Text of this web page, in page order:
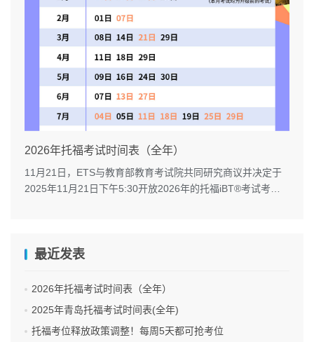
2026年托福考试时间表（全年）
11月21日，ETS与教育部教育考试院共同研究商议并决定于
2025年11月21日下午5:30开放2026年的托福iBT®考试考
最近发表
2026年托福考试时间表（全年）
2025年青岛托福考试时间表(全年)
托福考位释放政策调整！每周5天都可抢考位